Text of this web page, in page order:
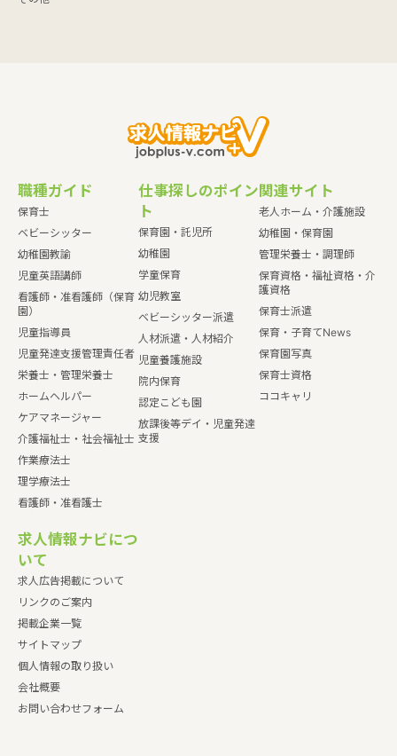
職種ガイド
保育士
ベビーシッター
幼稚園教諭
児童英語講師
看護師・准看護師（保育
園）
児童指導員
児童発達支援管理責任者
栄養士・管理栄養士
ホームヘルパー
ケアマネージャー
介護福祉士・社会福祉士
作業療法士
理学療法士
看護師・准看護士
仕事探しのポイン
ト
保育園・託児所
幼稚園
学童保育
幼児教室
ベビーシッター派遣
人材派遣・人材紹介
児童養護施設
院内保育
認定こども園
放課後等デイ・児童発達
支援
関連サイト
老人ホーム・介護施設
幼稚園・保育園
管理栄養士・調理師
保育資格・福祉資格・介
護資格
保育士派遣
保育・子育てNews
保育園写真
保育士資格
ココキャリ
求人情報ナビにつ
いて
求人広告掲載について
リンクのご案内
掲載企業一覧
サイトマップ
個人情報の取り扱い
会社概要
お問い合わせフォーム